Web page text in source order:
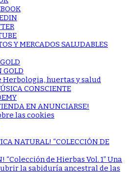
Y MERCADOS SALUDABLES
GOLD
Herbologia, huertas y salud
CONSCIENTE
EN ANUNCIARSE!
las cookies
NATURAL! “COLECCIÓN DE
“Colección de Hierbas Vol. 1” Una
la sabiduría ancestral de las